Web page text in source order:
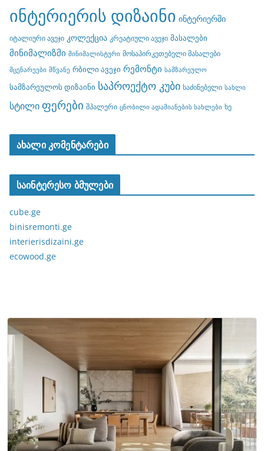
ინტერიერის დიზაინი ინტერიერში
იტალიური ავეჯი კოლექცია კრეატიული ავეჯი მასალები
მინიმალიზმი მინიმალისტური მოსაპირკეთებელი მასალები
მცენარეები მწვანე რბილი ავეჯი რემონტი სამზარეულო
სამზარეულოს დიზაინი საპროექტო კუბი საძინებელი სახლი
სტილი ფერები შპალერი ცნობილი ადამიანების სახლები ხე
ახალი კომენტარები
საინტერესო ბმულები
cube.ge
binisremonti.ge
interierisdizaini.ge
ecowood.ge